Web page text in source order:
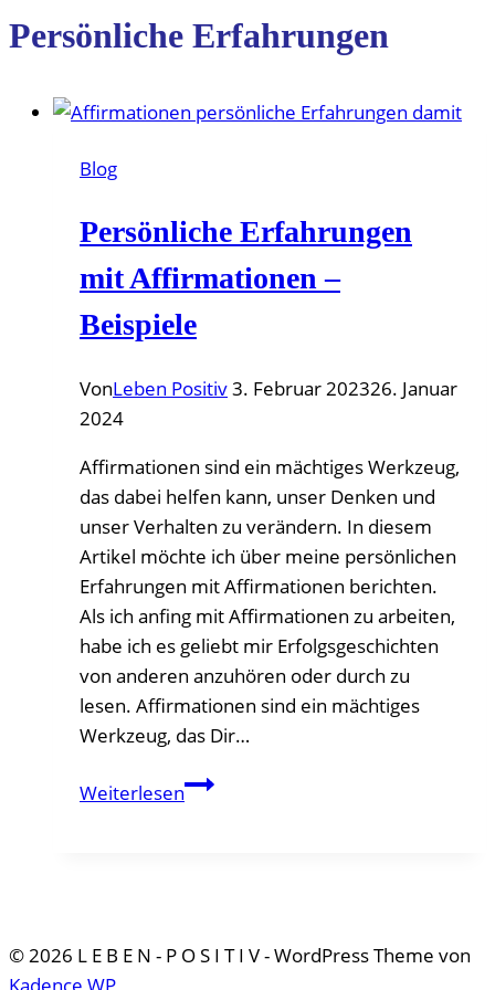
Persönliche Erfahrungen
Blog
Persönliche Erfahrungen
mit Affirmationen –
Beispiele
VonLeben Positiv3. Februar 202326. Januar
2024
Affirmationen sind ein mächtiges Werkzeug,
das dabei helfen kann, unser Denken und
unser Verhalten zu verändern. In diesem
Artikel möchte ich über meine persönlichen
Erfahrungen mit Affirmationen berichten.
Als ich anfing mit Affirmationen zu arbeiten,
habe ich es geliebt mir Erfolgsgeschichten
von anderen anzuhören oder durch zu
lesen. Affirmationen sind ein mächtiges
Werkzeug, das Dir…
WeiterlesenPersönliche
© 2026 L E B E N - P O S I T I V - WordPress Theme von